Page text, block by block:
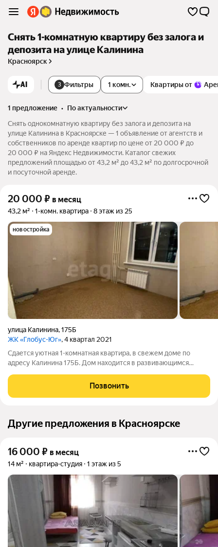
Снять 1-комнатную квартиру без залога и
депозита на улице Калинина
Красноярск
AI 3 Фильтры Квартиры от
1 комн.
1 предложение •
по актуальности
Снять однокомнатную квартиру без залога и депозита на
улице Калинина в Красноярске — 1 объявление от агентств и
собственников по аренде квартир по цене от 20 000 ₽ до
20 000 ₽ на Яндекс Недвижимости. Каталог свежих
предложений площадью от 43,2 м² до 43,2 м² по долгосрочной
и посуточной аренде.
20 000 ₽ в месяц
43,2 м² 1-комн. квартира 8 этаж из 25
новостройка
улица Калинина,175Б
ЖК «Глобус-Юг», 4 квартал 2021
Сдается уютная 1-комнатная квартира, в свежем доме по
адресу Калинина 175Б. Дом находится в развивающимся
инфраструктура, множество магазинов, спортзал , недалеко
новая большая школа, детские сады.
Позвонить
Другие предложения в Красноярске
16 000 ₽ в месяц
14 м² квартира-студия 1 этаж из 5